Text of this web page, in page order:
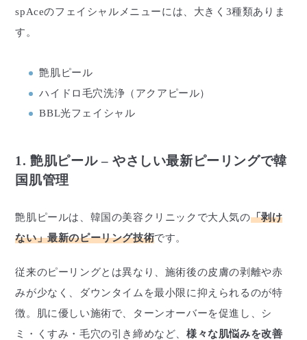
spAceのフェイシャルメニューには、大きく3種類ありま
す。
艶肌ピール
ハイドロ毛穴洗浄（アクアピール）
BBL光フェイシャル
1. 艶肌ピール – やさしい最新ピーリングで韓
国肌管理
艶肌ピールは、韓国の美容クリニックで大人気の「剥け
ない」最新のピーリング技術です。
従来のピーリングとは異なり、施術後の皮膚の剥離や赤
みが少なく、ダウンタイムを最小限に抑えられるのが特
徴。肌に優しい施術で、ターンオーバーを促進し、シ
ミ・くすみ・毛穴の引き締めなど、様々な肌悩みを改善